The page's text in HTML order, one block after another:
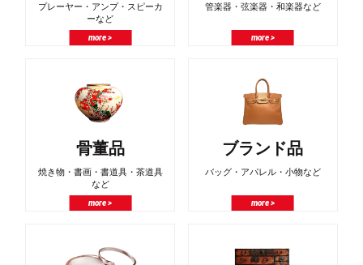
プレーヤー・アンプ・スピーカ
ーなど
more >
管楽器・弦楽器・和楽器など
more >
骨董品
焼き物・書画・書道具・茶道具
など
more >
ブランド品
バッグ・アパレル・小物など
more >